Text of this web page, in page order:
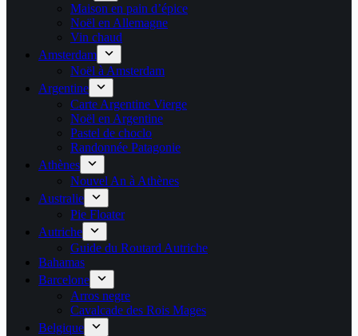
Maison en pain d’épice
Noël en Allemagne
Vin chaud
Amsterdam
Noël à Amsterdam
Argentine
Carte Argentine Vierge
Noël en Argentine
Pastel de choclo
Randonnée Patagonie
Athènes
Nouvel An à Athènes
Australie
Pie Floater
Autriche
Guide du Routard Autriche
Bahamas
Barcelone
Arros negre
Cavalcade des Rois Mages
Belgique